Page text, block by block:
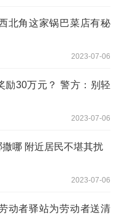
北角这家锅巴菜店有秘
2023-07-06
励30万元？ 警方：别轻
2023-07-06
哪 附近居民不堪其扰
2023-07-06
动者驿站为劳动者送清